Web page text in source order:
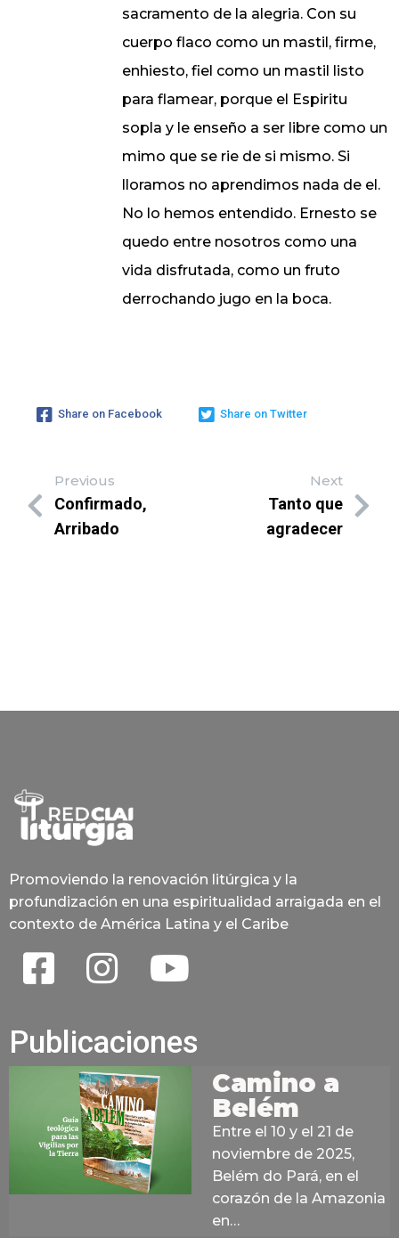
sacramento de la alegria. Con su
cuerpo flaco como un mastil, firme,
enhiesto, fiel como un mastil listo
para flamear, porque el Espiritu
sopla y le enseño a ser libre como un
mimo que se rie de si mismo. Si
lloramos no aprendimos nada de el.
No lo hemos entendido. Ernesto se
quedo entre nosotros como una
vida disfrutada, como un fruto
derrochando jugo en la boca.
Share on Facebook Share on Twitter
Previous
Confirmado,
Arribado
Next
Tanto que
agradecer
Promoviendo la renovación litúrgica y la
profundización en una espiritualidad arraigada en el
contexto de América Latina y el Caribe
Publicaciones
Camino a
Belém
Entre el 10 y el 21 de
noviembre de 2025,
Belém do Pará, en el
corazón de la Amazonia
en…